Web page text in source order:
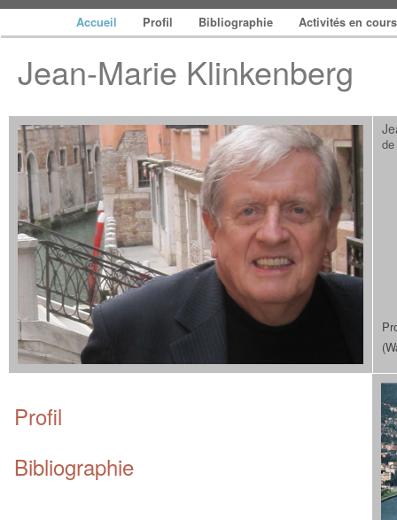
Accueil Profil Bibliographie Activités en
Jean-Marie Klinkenberg
Profil
Bibliographie